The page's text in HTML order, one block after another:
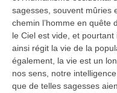
sagesses, souvent mûries
chemin l’homme en quête
le Ciel est vide, et
ainsi régit la vie de la
également, la vie est un
nos sens, notre
que de telles sagesses